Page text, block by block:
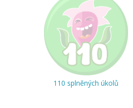
110 splněných úkolů